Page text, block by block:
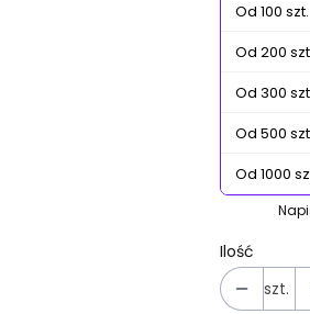
Od 100 szt.
Od 200
Od 300
Od 500
Od 1000
Ilość
szt.